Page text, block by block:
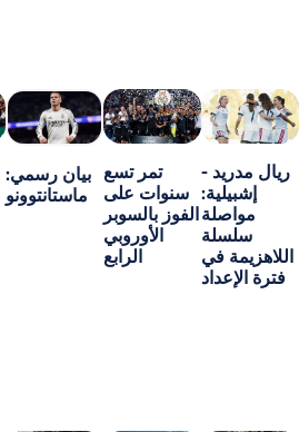
-
تمر تسع
سنوات على
الفوز بالسوبر
الأوروبي
الرابع
بيان رسمي:
ماستانتوونو
صنع التاريخ
معًا